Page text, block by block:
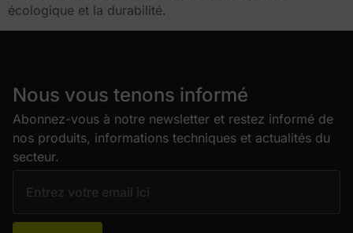
écologique et la durabilité.
Nous vous tenons informé
Abonnez-vous à notre newsletter et restez informé de
nos produits, informations techniques et actualités du
secteur.